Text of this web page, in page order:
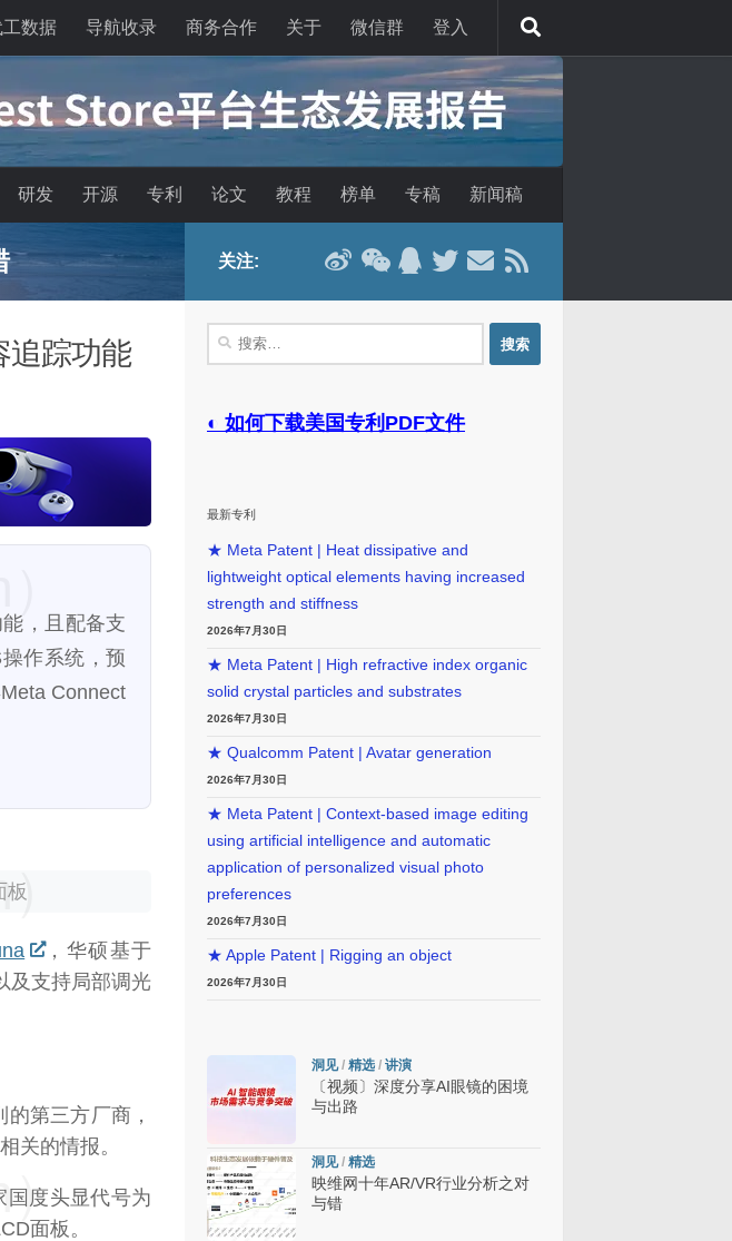
工数据 导航收录 商务合作 关于 微信群 登入
研发 开源 专利 论文 教程 榜单 专稿 新闻稿
追踪功能
，且配备支
作系统，预
Connect
板
，华硕基于
及支持局部调光
第三方厂商，
关的情报。
国度头显代号为
面板。
）
关注:
搜
索：
◐ 如何下载美国专利PDF文件
最新专利
★ Meta Patent | Heat dissipative and
lightweight optical elements having increased
strength and stiffness
2026年7月30日
★ Meta Patent | High refractive index organic
solid crystal particles and substrates
2026年7月30日
★ Qualcomm Patent | Avatar generation
2026年7月30日
★ Meta Patent | Context-based image editing
using artificial intelligence and automatic
application of personalized visual photo
preferences
2026年7月30日
★ Apple Patent | Rigging an object
2026年7月30日
洞见/ 精选 / 讲演
〔视频〕深度分享AI眼镜的困境
与出路
洞见/ 精选
映维网十年AR/VR行业分析之对
与错